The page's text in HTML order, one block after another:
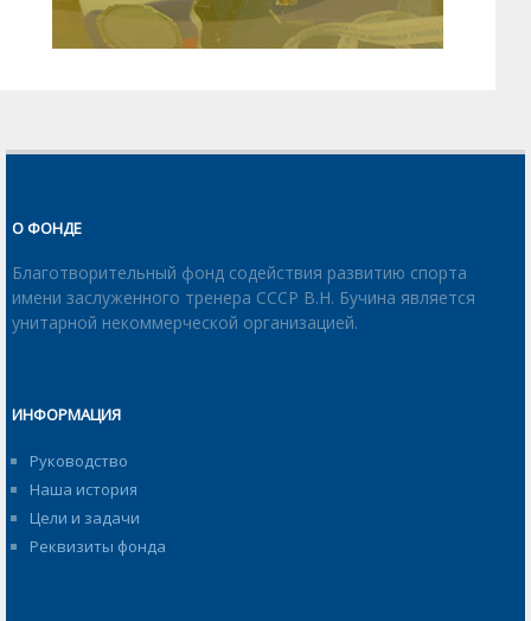
О ФОНДЕ
Благотворительный фонд содействия развитию спорта
имени заслуженного тренера СССР В.Н. Бучина является
унитарной некоммерческой организацией.
ИНФОРМАЦИЯ
Руководство
Наша история
Цели и задачи
Реквизиты фонда